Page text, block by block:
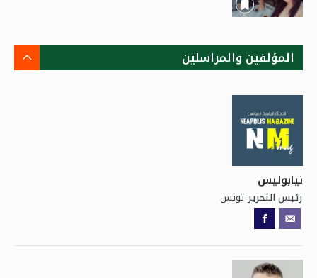
المؤلفين والمراسلين
نيابوليس
رئيس التحرير تونس